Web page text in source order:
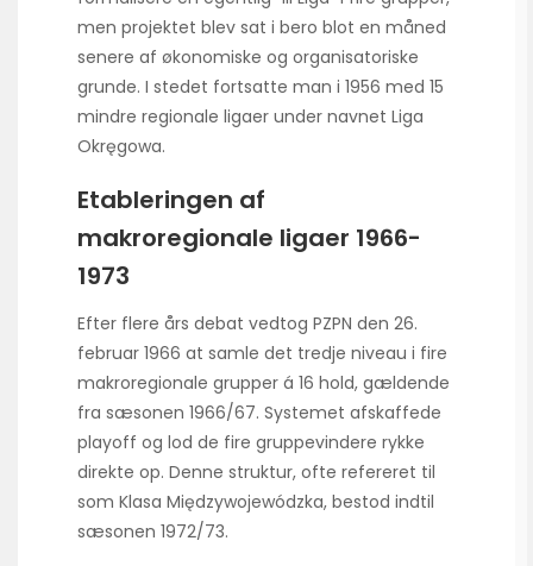
men projektet blev sat i bero blot en måned
senere af økonomiske og organisatoriske
grunde. I stedet fortsatte man i 1956 med 15
mindre regionale ligaer under navnet Liga
Okręgowa.
Etableringen af
makroregionale ligaer 1966-
1973
Efter flere års debat vedtog PZPN den 26.
februar 1966 at samle det tredje niveau i fire
makroregionale grupper á 16 hold, gældende
fra sæsonen 1966/67. Systemet afskaffede
playoff og lod de fire gruppevindere rykke
direkte op. Denne struktur, ofte refereret til
som Klasa Międzywojewódzka, bestod indtil
sæsonen 1972/73.